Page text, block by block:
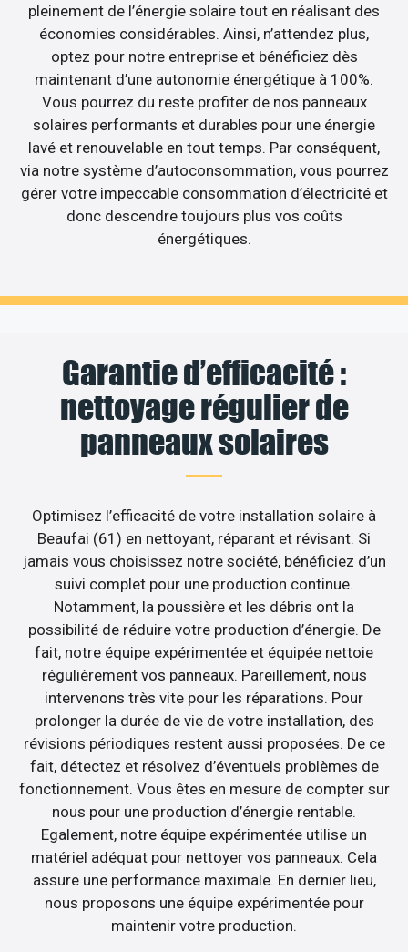
pleinement de l’énergie solaire tout en réalisant des
économies considérables. Ainsi, n’attendez plus,
optez pour notre entreprise et bénéficiez dès
maintenant d’une autonomie énergétique à 100%.
Vous pourrez du reste profiter de nos panneaux
solaires performants et durables pour une énergie
lavé et renouvelable en tout temps. Par conséquent,
via notre système d’autoconsommation, vous pourrez
gérer votre impeccable consommation d’électricité et
donc descendre toujours plus vos coûts
énergétiques.
Garantie d’efficacité :
nettoyage régulier de
panneaux solaires
Optimisez l’efficacité de votre installation solaire à
Beaufai (61) en nettoyant, réparant et révisant. Si
jamais vous choisissez notre société, bénéficiez d’un
suivi complet pour une production continue.
Notamment, la poussière et les débris ont la
possibilité de réduire votre production d’énergie. De
fait, notre équipe expérimentée et équipée nettoie
régulièrement vos panneaux. Pareillement, nous
intervenons très vite pour les réparations. Pour
prolonger la durée de vie de votre installation, des
révisions périodiques restent aussi proposées. De ce
fait, détectez et résolvez d’éventuels problèmes de
fonctionnement. Vous êtes en mesure de compter sur
nous pour une production d’énergie rentable.
Egalement, notre équipe expérimentée utilise un
matériel adéquat pour nettoyer vos panneaux. Cela
assure une performance maximale. En dernier lieu,
nous proposons une équipe expérimentée pour
maintenir votre production.